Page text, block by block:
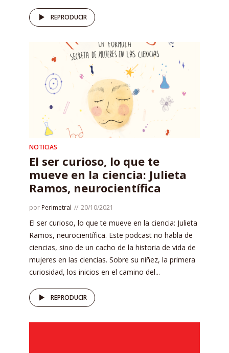
REPRODUCIR
NOTICIAS
El ser curioso, lo que te
mueve en la ciencia: Julieta
Ramos, neurocientífica
por Perimetral 20/10/2021
El ser curioso, lo que te mueve en la ciencia: Julieta
Ramos, neurocientífica. Este podcast no habla de
ciencias, sino de un cacho de la historia de vida de
mujeres en las ciencias. Sobre su niñez, la primera
curiosidad, los inicios en el camino del...
REPRODUCIR